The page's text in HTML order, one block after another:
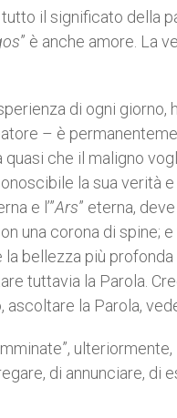
il significato della
” è anche amore. La
di ogni
– è
che il maligno
la sua verità
e l’”Ars” eterna,
una corona di spine;
bellezza più
tuttavia la Parola.
la Parola,
di annunciare, di